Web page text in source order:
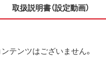
取扱説明書（設定動画）
テンツはございません。